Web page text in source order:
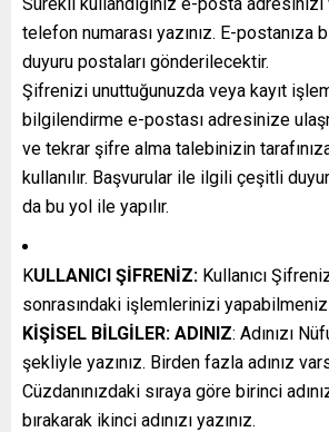
telefon numarası yazınız. E-postanıza
duyuru postaları gönderilecektir.
Şifrenizi unuttuğunuzda veya kayıt
bilgilendirme e-postası adresinize
ve tekrar şifre alma talebinizin
kullanılır. Başvurular ile ilgili çeşitli
da bu yol ile yapılır.
KULLANICI ŞİFRENİZ: Kullanıcı
sonrasındaki işlemlerinizi
KİŞİSEL BİLGİLER: ADINIZ: Adınızı
şekliyle yazınız. Birden fazla adınız
Cüzdanınızdaki sıraya göre birinci
bırakarak ikinci adınızı yazınız.